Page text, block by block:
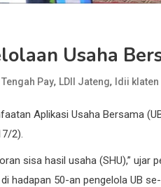
Usaha
Pay, LDII Jateng, ldii klaten
Aplikasi Usaha Bersama
2).
sisa hasil usaha (SHU),” ujar
hadapan 50-an pengelola UB